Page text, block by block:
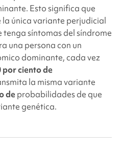
Esto significa que
única variante perjudicial
tenga síntomas del síndrome
una persona con un
dominante, cada vez
por ciento de
la misma variante
deprobabilidades de que
genética.